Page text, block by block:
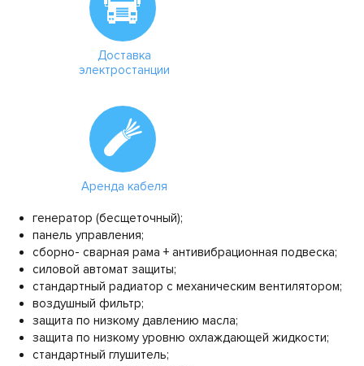
Доставка
электростанции
Аренда кабеля
генератор (бесщеточный);
панель управления;
сборно- сварная рама + антивибрационная подвеска;
силовой автомат защиты;
стандартный радиатор с механическим вентилятором;
воздушный фильтр;
защита по низкому давлению масла;
защита по низкому уровню охлаждающей жидкости;
стандартный глушитель;